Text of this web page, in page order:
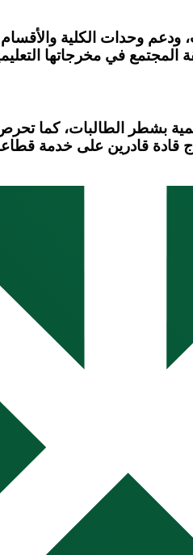
وحدات الكلية والأقسام
المجتمع في مخرجاتها
بشطر الطالبات، كما
قادة قادرين على خدمة